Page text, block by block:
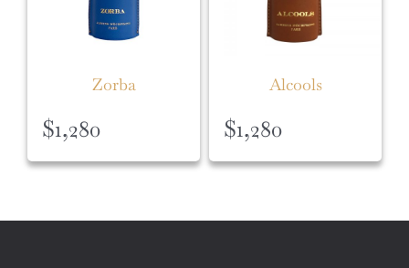
Zorba
$1,280
Alcools
$1,280